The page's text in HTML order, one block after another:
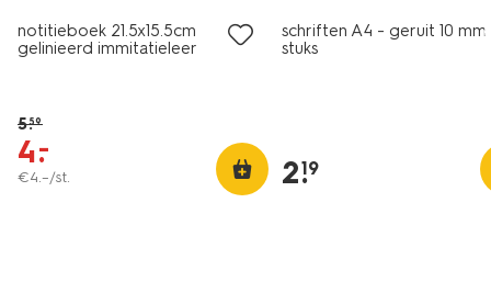
notitieboek 21.5x15.5cm
gelinieerd immitatieleer
5.59
4.
–
€4.–/st.
schriften A4 - geruit 10
stuks
2.
19